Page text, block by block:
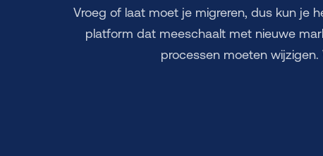
Vroeg of laat moet je migreren, dus kun je
platform dat meeschaalt met nieuwe
processen moeten